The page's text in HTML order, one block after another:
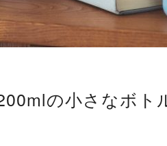
の小さなボト